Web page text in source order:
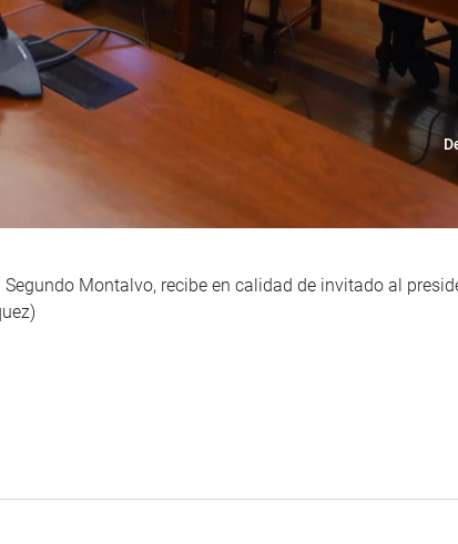
Montalvo, recibe en calidad de invitado al